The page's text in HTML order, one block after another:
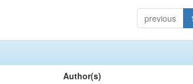
previous 1
Author(s)